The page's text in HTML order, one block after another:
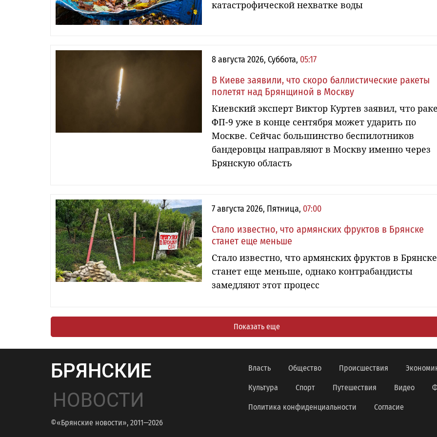
катастрофической нехватке воды
8 августа 2026, Суббота, 05:17
В Киеве заявили, что скоро баллистические ракеты
полетят над Брянщиной в Москву
Киевский эксперт Виктор Куртев заявил, что
ФП-9 уже в конце сентября может ударить по
Москве. Сейчас большинство беспилотников
бандеровцы направляют в Москву именно через
Брянскую область
7 августа 2026, Пятница, 07:00
Стало известно, что армянских фруктов в Брянске
станет еще меньше
Стало известно, что армянских фруктов в Брянске
станет еще меньше, однако контрабандисты
замедляют этот процесс
Показать еще
БРЯНСКИЕ
НОВОСТИ
©«Брянские новости», 2011—2026
Власть Общество Происшествия
Культура Спорт Путешествия Видео
Политика конфиденциальности Согласие